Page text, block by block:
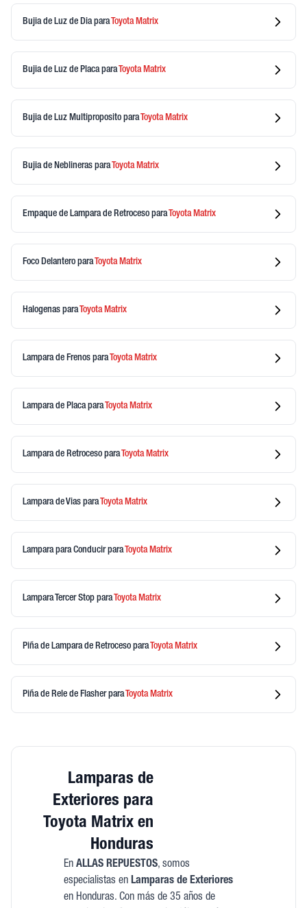
Bujia de Luz de DiaparaToyotaMatrix
Bujia de Luz de PlacaparaToyotaMatrix
Bujia de Luz Multiproposito paraToyotaMatrix
Bujia de Neblineras paraToyotaMatrix
Empaque de Lampara de Retroceso paraToyotaMatrix
Foco Delantero paraToyotaMatrix
Halogenas paraToyotaMatrix
Lampara de Frenos paraToyotaMatrix
Lampara de PlacaparaToyotaMatrix
Lampara de Retroceso paraToyotaMatrix
Lampara de Vias paraToyotaMatrix
Lampara para ConducirparaToyotaMatrix
Lampara Tercer Stop paraToyotaMatrix
Piña de Lampara de Retroceso paraToyotaMatrix
Piña de Rele de FlasherparaToyotaMatrix
Lamparas de
Exteriores para
Toyota Matrix en
Honduras
En ALLAS REPUESTOS, somos
especialistas en Lamparas de Exteriores
en Honduras. Con más de 35 años de